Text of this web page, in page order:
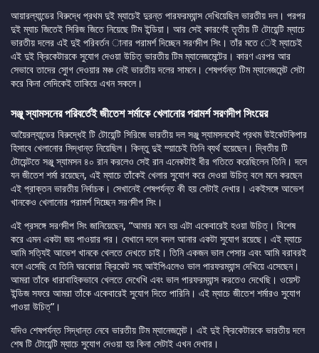
আয়ারল্যান্ডের বিরুদ্ধে প্রথম দুই ম্যাচেই দুরন্ত পারফরম্যান্স দেখিয়েছিল ভারতীয় দল। পরপর
দুই ম্যাচ জিতেই সিরিজ জিতে নিয়েছে টিম ইন্ডিয়া। আর সেই কারণেই তৃতীয় টি টোয়েন্টি ম্যাচে
ভারতীয় দলের এই দুই পরিবর্তন ানার পরামর্শ দিচ্ছেন সরণদীপ সিং। তাঁর মতে েই ম্যাচেই
এই দুই ক্রিকেটারকে সুযোগ দেওয়া উচিত্ ভারতীয় টিম ম্যানেজমেন্টের। কারণ এরপর আর
সেভাবে তাদের সুোগ দেওয়ার মঞ্চ নেই ভারতীয় দলের সামনে। শেষপর্যন্ত টিম ম্যানেজমেন্ট সেটা
করে কিনা সেদিকেই তাকিয়ে এখন সকলে।
সঞ্জু স্যামসনের পরিবর্তেই জীতেশ শর্মাকে খেলানোর পরামর্শ সরণদীপ সিংয়ের
আয়ৈরল্যান্ডের বিরুদ্ধেই টি টোয়েন্টি সিরিজে ভারতীয় দল সঞ্জু স্যামসনকেই প্রথম উইকেটকিপার
হিসাবে খেলানোর সিদ্ধান্ত নিয়েছিল। কিন্তু দুই ম্য়াচেই তিনি ব্যর্থ হয়েছেন। দ্বিতীয় টি
টোয়েন্টতে সঞ্জু স্যামসন ৪০ রান করলেও সেই রান এনেকটাই ধীর গতিতে করেছিলেন তিনি। দলে
যন জীতেশ শর্মা রয়েছেন, এই ম্যাচে তাঁকেই খেলার সুযোগ করে দেওয়া উচিত্ বলে মনে করছেন
এই প্রাক্তন ভারতীয় নির্বাচক। সেখানেই শেষপর্যন্ত কী হয় সেটাই দেখার। একইসঙ্গে আভেশ
খানকেও খেলানোর পরামর্শ দিচ্ছেন সরণদীপ সিং।
এই প্রসঙ্গে সরণদীপ সিং জানিয়েছেন, “আমার মনে হয় এটা একেবারেই হওয়া উচিত্। বিশেষ
করে এমন একটা জয় পাওয়ার পর। যেখানে দলে বদল আনার একটা সুযোগ রয়েছে। এই ম্যাচে
আমি সত্যিই আভেশ খানকে খেলতে দেখতে চাই। তিনি একজন ভাল পেসার এবং আমি বরাবরই
বলে এসেছি যে তিনি ঘরকোয়া ক্রিকেট সহ আইপিএলেও ভাল পারফরম্যান্স দেখিয়ে এসেছেন।
আমরা তাঁকে ধারাবাহিকভাবে খেলতে দেখেখি এবং ভাল পারফরম্যান্স করতেও দেখেছি। ওয়েস্ট
ইন্ডিজ সফরে আমরা তাঁকে একেবারেই সুযোগ দিতে পারিনি। এই ম্যাচে জীতেশ শর্মারও সুযোগ
পাওয়া উচিত্”।
যদিও শেষপর্যন্ত সিদ্ধান্ত নেবে ভারতীয় টিম ম্যানেজমেন্ট। এই দুই ক্রিকেটারকে ভারতীয় দলে
শেষ টি টোয়েন্টি ম্যাচে সুযোগ দেওয়া হয় কিনা সেটাই এখন দেখার।